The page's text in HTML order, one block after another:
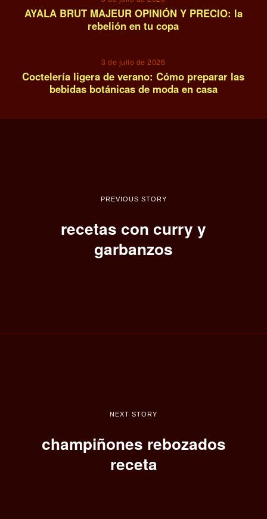
AYALA BRUT MAJEUR OPINIÓN Y PRECIO: la
rebelión en tu copa
3 de julio de 2026
Coctelería ligera de verano: Cómo preparar las
bebidas botánicas de moda en casa
PREVIOUS STORY
recetas con curry y
garbanzos
NEXT STORY
champiñones rebozados
receta